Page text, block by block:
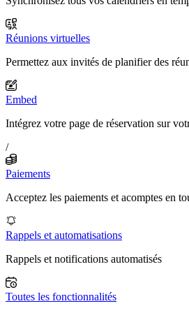
Réunions virtuelles
Permettez aux invités de planifier des
Embed
Intégrez votre page de réservation sur
/
Paiements
Acceptez les paiements et acomptes en
Rappels et automatisations
Rappels et notifications automatisés
Toutes les fonctionnalités